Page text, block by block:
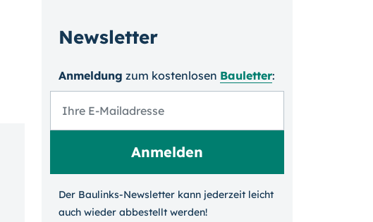
Newsletter
Anmeldung zum kosten­losen Bauletter:
Der Baulinks-Newsletter kann jeder­zeit leicht
auch wieder ab­bestellt werden!